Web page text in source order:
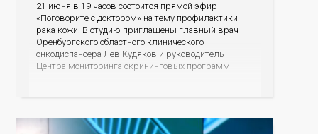
21 июня в 19 часов состоится прямой эфир
«Поговорите с доктором» на тему профилактики
рака кожи. В студию приглашены главный врач
Оренбургского областного клинического
онкодиспансера Лев Кудяков и руководитель
Центра мониторинга скрининговых программ
человек может заподозрить